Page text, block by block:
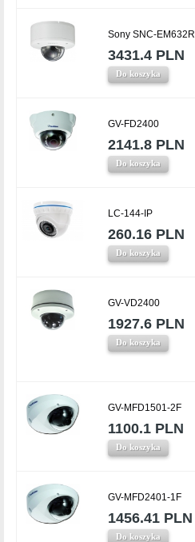
Sony SNC-EM632R
3431.4 PLN
Do koszyka
GV-FD2400
2141.8 PLN
Do koszyka
LC-144-IP
260.16 PLN
Do koszyka
GV-VD2400
1927.6 PLN
Do koszyka
GV-MFD1501-2F
1100.1 PLN
Do koszyka
GV-MFD2401-1F
1456.41 PLN
Do koszyka